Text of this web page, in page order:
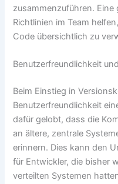
zusammenzuführen. Eine
Richtlinien im Team
Code übersichtlich zu
Benutzerfreundlichkeit
Beim Einstieg in
Benutzerfreundlichkeit
dafür gelobt, dass die
an ältere, zentrale
erinnern. Dies kann den
für Entwickler, die bisher
verteilten Systemen